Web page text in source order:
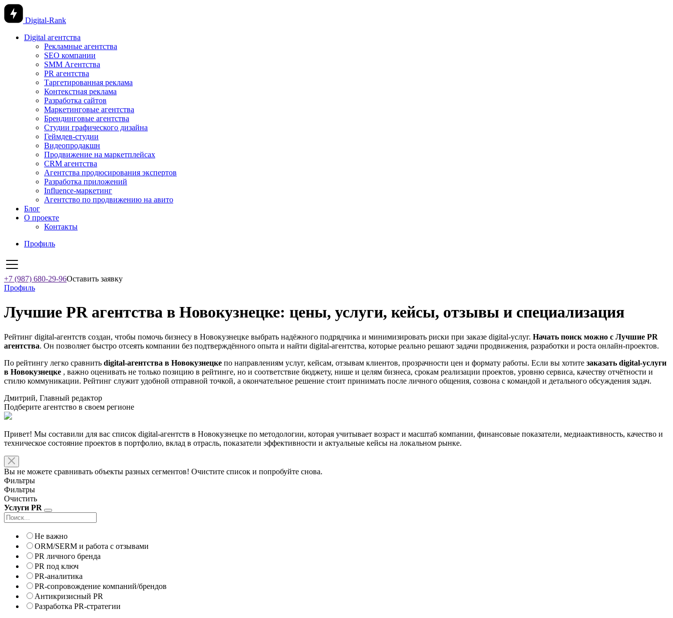
Digital-Rank
Digital агентства
Рекламные агентства
SEO компании
SMM Агентства
PR агентства
Таргетированная реклама
Контекстная реклама
Разработка сайтов
Маркетинговые агентства
Брендинговые агентства
Студии графического дизайна
Геймдев-студии
Видеопродакшн
Продвижение на маркетплейсах
CRM агентства
Агентства продюсирования экспертов
Разработка приложений
Influence-маркетинг
Агентство по продвижению на авито
Блог
О проекте
Контакты
Профиль
+7 (987) 680-29-96Оставить заявку
Профиль
Лучшие PR агентства в Новокузнецке: цены, услуги, кейсы, отзывы и специализация
Рейтинг digital-агентств создан, чтобы помочь бизнесу в Новокузнецке выбрать надёжного подрядчика и минимизировать риски при заказе digital-услуг. Начать поиск можно с Лучшие PR
агентства. Он позволяет быстро отсеять компании без подтверждённого опыта и найти digital-агентства, которые реально решают задачи продвижения, разработки и роста онлайн-проектов.
По рейтингу легко сравнить digital-агентства в Новокузнецке по направлениям услуг, кейсам, отзывам клиентов, прозрачности цен и формату работы. Если вы хотите заказать digital-услуги
в Новокузнецке , важно оценивать не только позицию в рейтинге, но и соответствие бюджету, нише и целям бизнеса, срокам реализации проектов, уровню сервиса, качеству отчётности и
стилю коммуникации. Рейтинг служит удобной отправной точкой, а окончательное решение стоит принимать после личного общения, созвона с командой и детального обсуждения задач.
Дмитрий, Главный редактор
Подберите агентство в своем регионе
Привет! Мы составили для вас список digital-агентств в Новокузнецке по методологии, которая учитывает возраст и масштаб компании, финансовые показатели, медиаактивность, качество и
техническое состояние проектов в портфолио, вклад в отрасль, показатели эффективности и актуальные кейсы на локальном рынке.
Вы не можете сравнивать объекты разных сегментов! Очистите список и попробуйте снова.
Фильтры
Фильтры
Очистить
Услуги PR
Не важно
ORM/SERM и работа с отзывами
PR личного бренда
PR под ключ
PR-аналитика
PR-сопровождение компаний/брендов
Антикризисный PR
Разработка PR-стратегии